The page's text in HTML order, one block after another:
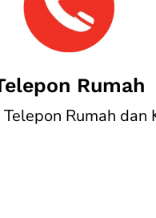
Rumah
Rumah dan